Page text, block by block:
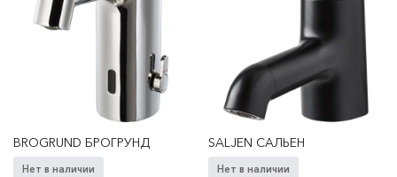
BROGRUND БРОГРУНД
Нет в наличии
SALJEN САЛЬЕН
Нет в наличии